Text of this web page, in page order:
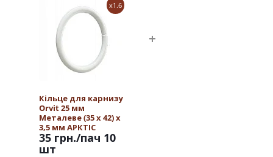
x1.6
Кільце для карнизу
Orvit 25 мм
Металеве (35 х 42) х
3,5 мм АРКТІС
35 грн./пач 10
шт